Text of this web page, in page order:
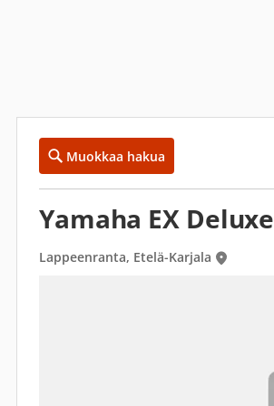
Muokkaa hakua
Yamaha EX Deluxe
Lappeenranta, Etelä-Karjala